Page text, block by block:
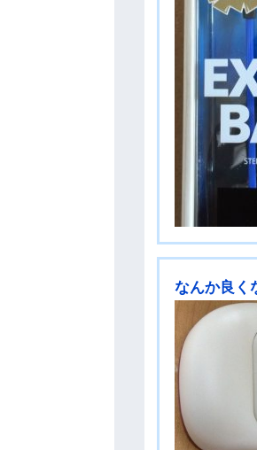
なんか良く